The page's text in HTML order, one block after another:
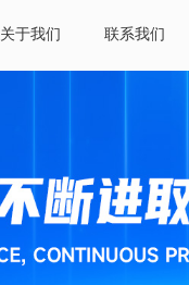
关于我们 联系我们